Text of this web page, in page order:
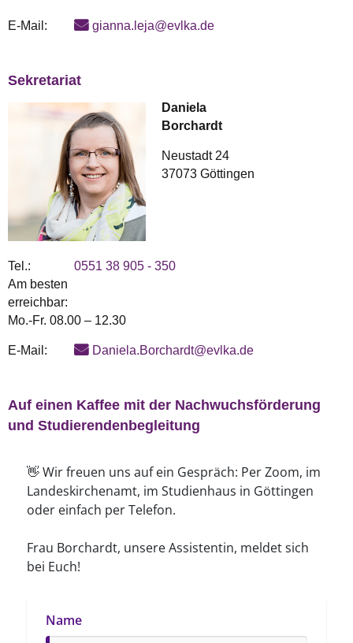
E-Mail: gianna.leja@evlka.de
Sekretariat
Daniela
Borchardt
Neustadt 24
37073 Göttingen
Tel.:
0551 38 905 - 350
Am besten
erreichbar:
Mo.-Fr. 08.00 – 12.30
E-Mail: Daniela.Borchardt@evlka.de
Auf einen Kaffee mit der Nachwuchsförderung
und Studierendenbegleitung